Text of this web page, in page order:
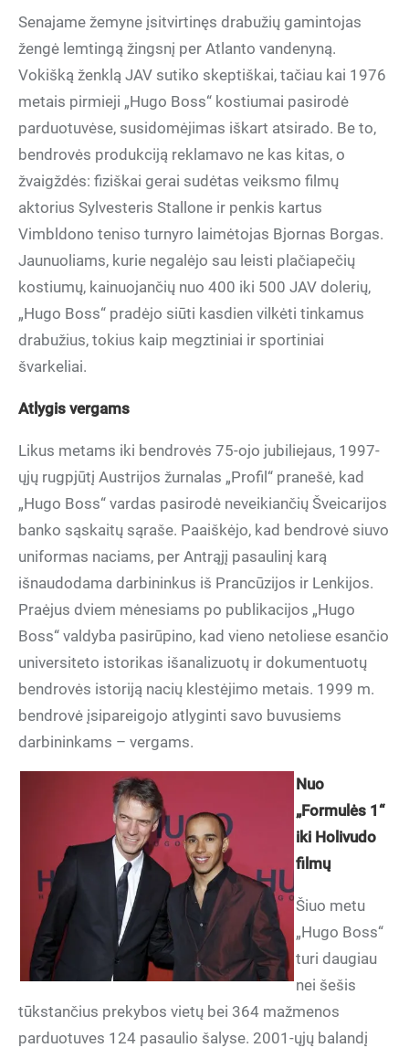
Senajame žemyne įsitvirtinęs drabužių gamintojas
žengė lemtingą žingsnį per Atlanto vandenyną.
Vokišką ženklą JAV sutiko skeptiškai, tačiau kai 1976
metais pirmieji „Hugo Boss“ kostiumai pasirodė
parduotuvėse, susidomėjimas iškart atsirado. Be to,
bendrovės produkciją reklamavo ne kas kitas, o
žvaigždės: fiziškai gerai sudėtas veiksmo filmų
aktorius Sylvesteris Stallone ir penkis kartus
Vimbldono teniso turnyro laimėtojas Bjornas Borgas.
Jaunuoliams, kurie negalėjo sau leisti plačiapečių
kostiumų, kainuojančių nuo 400 iki 500 JAV dolerių,
„Hugo Boss“ pradėjo siūti kasdien vilkėti tinkamus
drabužius, tokius kaip megztiniai ir sportiniai
švarkeliai.
Atlygis vergams
Likus metams iki bendrovės 75-ojo jubiliejaus, 1997-
ųjų rugpjūtį Austrijos žurnalas „Profil“ pranešė, kad
„Hugo Boss“ vardas pasirodė neveikiančių Šveicarijos
banko sąskaitų sąraše. Paaiškėjo, kad bendrovė siuvo
uniformas naciams, per Antrąjį pasaulinį karą
išnaudodama darbininkus iš Prancūzijos ir Lenkijos.
Praėjus dviem mėnesiams po publikacijos „Hugo
Boss“ valdyba pasirūpino, kad vieno netoliese esančio
universiteto istorikas išanalizuotų ir dokumentuotų
bendrovės istoriją nacių klestėjimo metais. 1999 m.
bendrovė įsipareigojo atlyginti savo buvusiems
darbininkams – vergams.
Nuo
„Formulės 1“
iki Holivudo
filmų
Šiuo metu
„Hugo Boss“
turi daugiau
nei šešis
tūkstančius prekybos vietų bei 364 mažmenos
parduotuves 124 pasaulio šalyse. 2001-ųjų balandį